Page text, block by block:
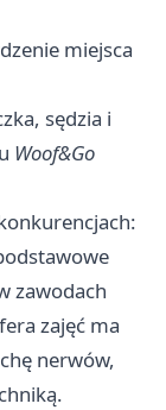
miejsca
sędzia i
Woof&Go
zawodach
zajęć ma
nerwów,